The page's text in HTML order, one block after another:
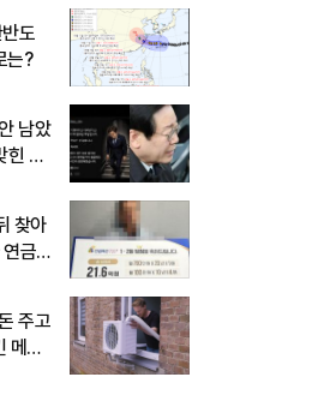
도
는?
남았
힌 무
찾아
금
주고
메이